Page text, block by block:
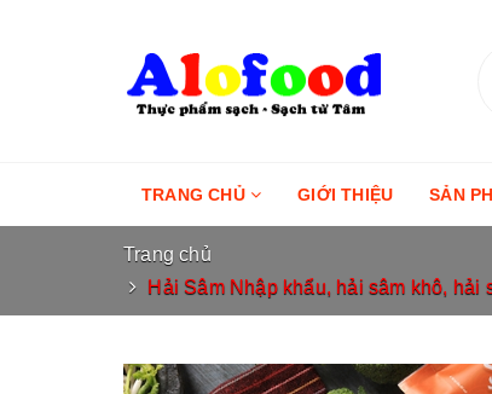
TRANG CHỦ GIỚI THIỆU SẢN
Trang chủ
Hải Sâm Nhập khẩu, hải sâm khô, hải